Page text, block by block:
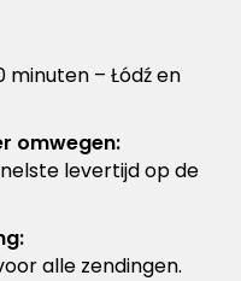
minuten – Łódź en
omwegen:
levertijd op de
alle zendingen.